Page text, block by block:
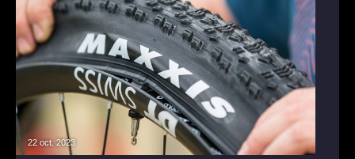
22 oct. 2023